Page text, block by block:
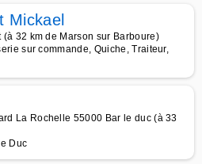
Mickael
32 km de Marson sur Barboure)
sur commande, Quiche, Traiteur,
La Rochelle 55000 Bar le duc (à 33
Duc